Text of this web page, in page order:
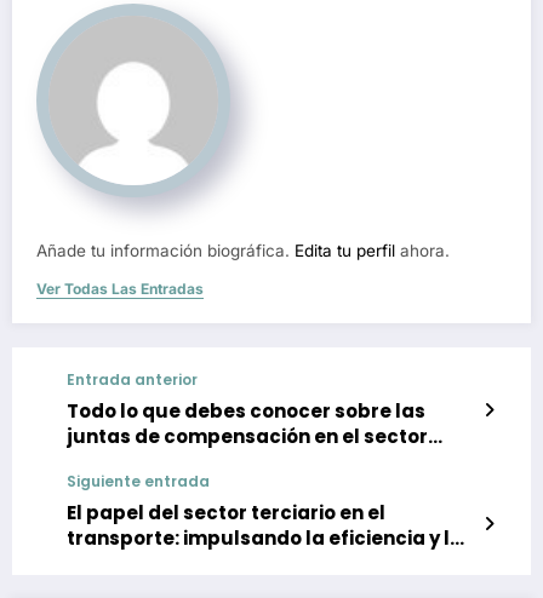
Añade tu información biográfica. Edita tu perfil ahora.
Ver Todas Las Entradas
Entrada anterior
Todo lo que debes conocer sobre las
juntas de compensación en el sector
Siguiente entrada
El papel del sector terciario en el
transporte: impulsando la eficiencia y la